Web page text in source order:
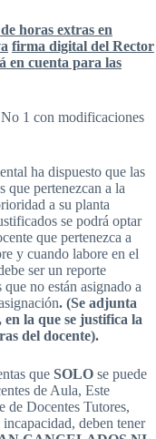
horas extras en
firma digital del Rector
en cuenta para las
1 con modificaciones
ha dispuesto que las
que pertenezcan a la
a su planta
se podrá optar
que pertenezca a
y cuando labore en el
ser un reporte
no están asignado a
. (Se adjunta
la que se justifica la
del docente).
que SOLO se puede
de Aula, Este
de Docentes Tutores,
deben tener